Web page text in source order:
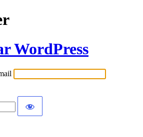
WordPress